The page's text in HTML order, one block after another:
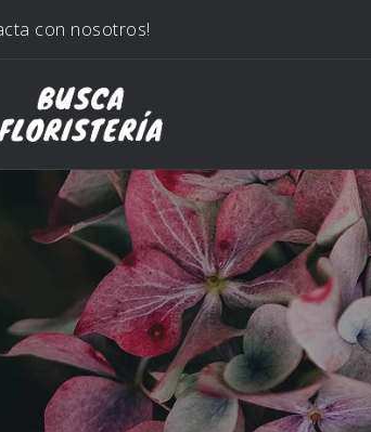
con nosotros!